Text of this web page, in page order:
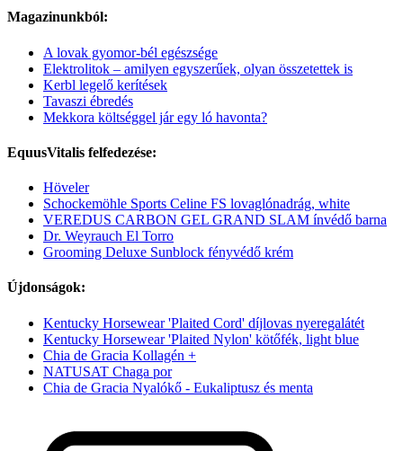
Magazinunkból:
A lovak gyomor-bél egészsége
Elektrolitok – amilyen egyszerűek, olyan összetettek is
Kerbl legelő kerítések
Tavaszi ébredés
Mekkora költséggel jár egy ló havonta?
EquusVitalis felfedezése:
Höveler
Schockemöhle Sports Celine FS lovaglónadrág, white
VEREDUS CARBON GEL GRAND SLAM ínvédő barna
Dr. Weyrauch El Torro
Grooming Deluxe Sunblock fényvédő krém
Újdonságok:
Kentucky Horsewear 'Plaited Cord' díjlovas nyeregalátét
Kentucky Horsewear 'Plaited Nylon' kötőfék, light blue
Chia de Gracia Kollagén +
NATUSAT Chaga por
Chia de Gracia Nyalókő - Eukaliptusz és menta